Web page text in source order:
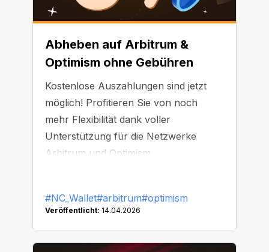
Abheben auf Arbitrum &
Optimism ohne Gebühren
Kostenlose Auszahlungen sind jetzt
möglich! Profitieren Sie von noch
mehr Flexibilität dank voller
Unterstützung für die Netzwerke
Arbitrum und Optimism.
#NC_Wallet#arbitrum#optimism
Veröffentlicht: 14.04.2026